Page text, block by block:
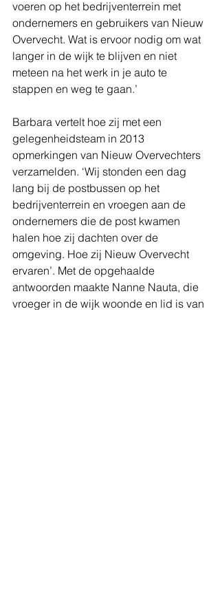
voeren op het bedrijventerrein met
ondernemers en gebruikers van Nieuw
Overvecht. Wat is ervoor nodig om wat
langer in de wijk te blijven en niet
meteen na het werk in je auto te
stappen en weg te gaan.’
Barbara vertelt hoe zij met een
gelegenheidsteam in 2013
opmerkingen van Nieuw Overvechters
verzamelden. ‘Wij stonden een dag
lang bij de postbussen op het
bedrijventerrein en vroegen aan de
ondernemers die de post kwamen
halen hoe zij dachten over de
omgeving. Hoe zij Nieuw Overvecht
ervaren’. Met de opgehaalde
antwoorden maakte Nanne Nauta, die
vroeger in de wijk woonde en lid is van